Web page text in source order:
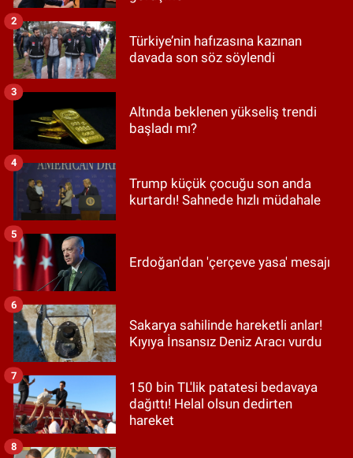
Türkiye’nin hafızasına kazınan
davada son söz söylendi
2
Altında beklenen yükseliş trendi
başladı mı?
3
Trump küçük çocuğu son anda
kurtardı! Sahnede hızlı müdahale
4
Erdoğan'dan 'çerçeve yasa' mesajı
5
Sakarya sahilinde hareketli anlar!
Kıyıya İnsansız Deniz Aracı vurdu
6
150 bin TL'lik patatesi bedavaya
dağıttı! Helal olsun dedirten
hareket
7
8